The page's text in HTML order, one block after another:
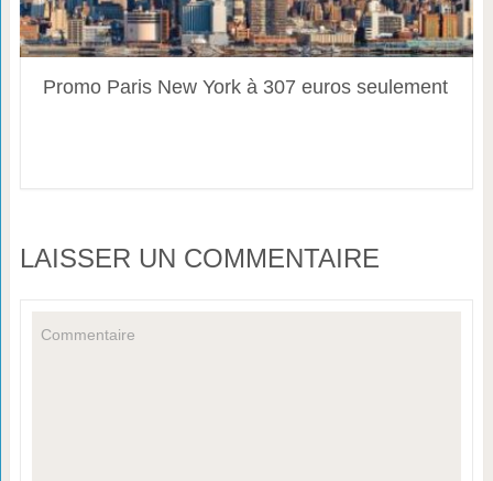
Promo Paris New York à 307 euros seulement
LAISSER UN COMMENTAIRE